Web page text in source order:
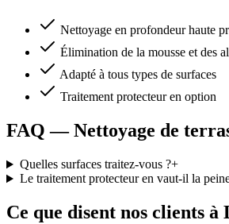
Nettoyage en profondeur haute
Élimination de la mousse et des
Adapté à tous types de surfaces
Traitement protecteur en option
FAQ — Nettoyage de
Quelles surfaces traitez-vous ?+
Le traitement protecteur en vaut-il la
Ce que disent nos clients à